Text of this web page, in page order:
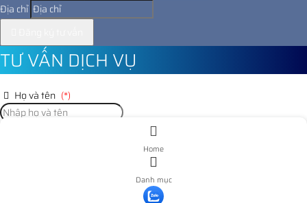
Địa chỉ
TƯ VẤN DỊCH VỤ
Họ và tên (*)
Home
Danh mục